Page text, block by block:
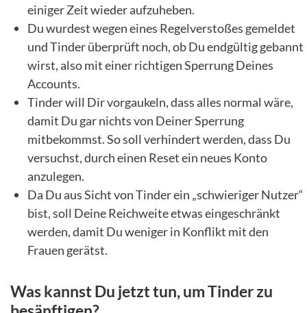
einiger Zeit wieder aufzuheben.
Du wurdest wegen eines Regelverstoßes gemeldet
und Tinder überprüft noch, ob Du endgültig gebannt
wirst, also mit einer richtigen Sperrung Deines
Accounts.
Tinder will Dir vorgaukeln, dass alles normal wäre,
damit Du gar nichts von Deiner Sperrung
mitbekommst. So soll verhindert werden, dass Du
versuchst, durch einen Reset ein neues Konto
anzulegen.
Da Du aus Sicht von Tinder ein „schwieriger Nutzer“
bist, soll Deine Reichweite etwas eingeschränkt
werden, damit Du weniger in Konflikt mit den
Frauen gerätst.
Was kannst Du jetzt tun, um Tinder zu